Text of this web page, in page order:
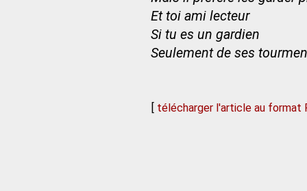
Et toi ami lecteur
Si tu es un gardien
Seulement de ses
[ télécharger l'article au format